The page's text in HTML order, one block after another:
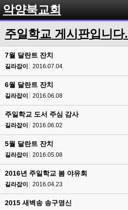
악양북교회
주일학교 게시판입니다.
7월 달란트 잔치
길라잡이 2016.07.04
6월 달란트 잔치
길라잡이 2016.06.08
주일학교 도서 주심 감사
길라잡이 2016.06.02
5월 달란트 잔치
길라잡이 2016.05.08
2016년 주일학교 봄 야유회
길라잡이 2016.04.23
2015 새벽송 송구영신